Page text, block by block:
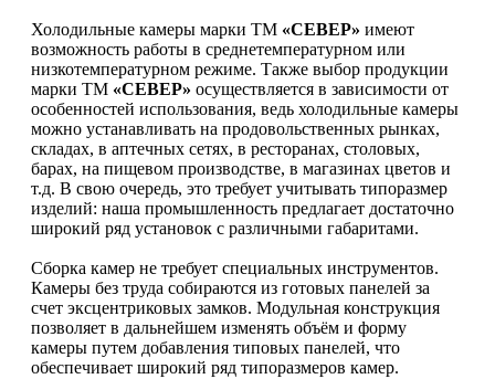
Холодильные камеры марки ТМ «СЕВЕР» имеют
возможность работы в среднетемпературном или
низкотемпературном режиме. Также выбор продукции
марки ТМ «СЕВЕР» осуществляется в зависимости от
особенностей использования, ведь холодильные камеры
можно устанавливать на продовольственных рынках,
складах, в аптечных сетях, в ресторанах, столовых,
барах, на пищевом производстве, в магазинах цветов и
т.д. В свою очередь, это требует учитывать типоразмер
изделий: наша промышленность предлагает достаточно
широкий ряд установок с различными габаритами.
Сборка камер не требует специальных инструментов.
Камеры без труда собираются из готовых панелей за
счет эксцентриковых замков. Модульная конструкция
позволяет в дальнейшем изменять объём и форму
камеры путем добавления типовых панелей, что
обеспечивает широкий ряд типоразмеров камер.